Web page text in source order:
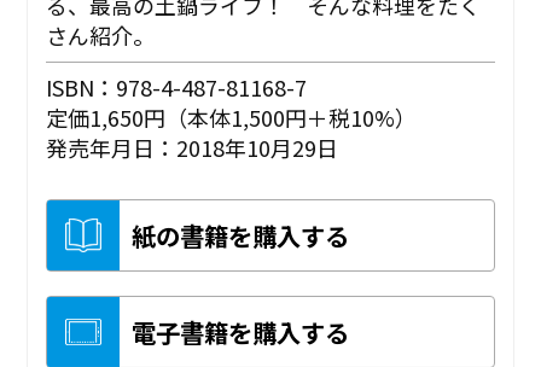
さん紹介。
ISBN：978-4-487-81168-7
定価1,650円（本体1,500円＋税10%）
発売年月日：2018年10月29日
紙の書籍を購入する
電子書籍を購入する